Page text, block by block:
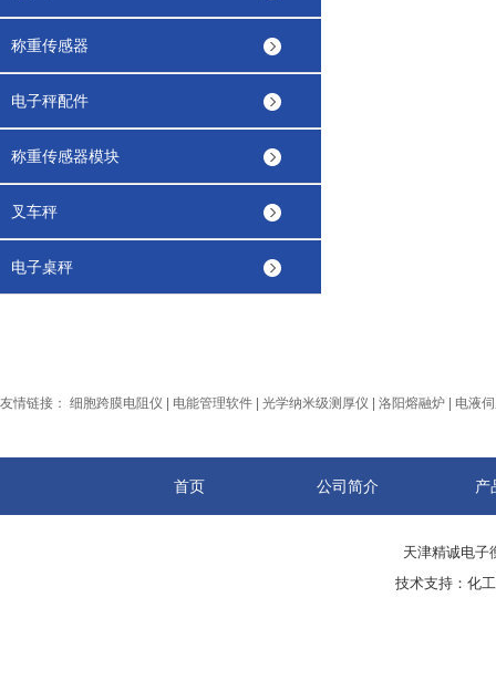
称重传感器
电子秤配件
称重传感器模块
叉车秤
电子桌秤
友情链接： 细胞跨膜电阻仪 电能管理软件 光学纳米级测厚仪 洛阳熔融炉 电液
首页 公司简介 产
天津精诚电
技术支持： 化